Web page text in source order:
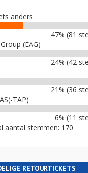
anders
47% (81
(EAG)
24% (42
21% (36
TAP)
6% (11
aantal stemmen: 170
RETOURTICKETS